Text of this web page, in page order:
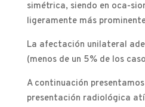
simétrica, siendo en oca-
ligeramente más
La afectación unilateral
(menos de un 5% de los
A continuación
presentación radiológica